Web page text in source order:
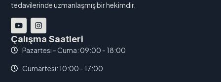
tedavilerinde uzmanlaşmış bir hekimdir.
Çalışma Saatleri
Pazartesi - Cuma: 09:00 - 18:00
Cumartesi: 10:00 - 17:00